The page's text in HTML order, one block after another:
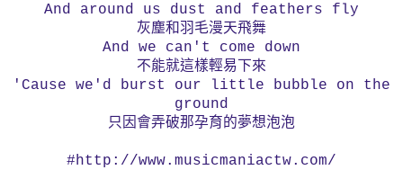
And around us dust and feathers fly
灰塵和羽毛漫天飛舞
And we can't come down
不能就這樣輕易下來
'Cause we'd burst our little bubble on the
ground
只因會弄破那孕育的夢想泡泡
#http://www.musicmaniactw.com/